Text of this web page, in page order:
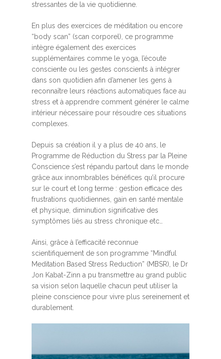
stressantes de la vie quotidienne.
En plus des exercices de méditation ou encore
“body scan” (scan corporel), ce programme
intègre également des exercices
supplémentaires comme le yoga, l’écoute
consciente ou les gestes conscients à intégrer
dans son quotidien afin d’amener les gens à
reconnaître leurs réactions automatiques face au
stress et à apprendre comment générer le calme
intérieur nécessaire pour résoudre ces situations
complexes.
Depuis sa création il y a plus de 40 ans, le
Programme de Réduction du Stress par la Pleine
Conscience s’est répandu partout dans le monde
grâce aux innombrables bénéfices qu’il procure
sur le court et long terme : gestion efficace des
frustrations quotidiennes, gain en santé mentale
et physique, diminution significative des
symptômes liés au stress chronique etc…
Ainsi, grâce à l’efficacité reconnue
scientifiquement de son programme “Mindful
Meditation Based Stress Reduction” (MBSR), le Dr
Jon Kabat-Zinn a pu transmettre au grand public
sa vision selon laquelle chacun peut utiliser la
pleine conscience pour vivre plus sereinement et
durablement.